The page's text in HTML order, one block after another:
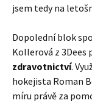
jsem tedy na
Dopolední blok
Kollerová z
zdravotnictví.
hokejista Roman
míru právě za